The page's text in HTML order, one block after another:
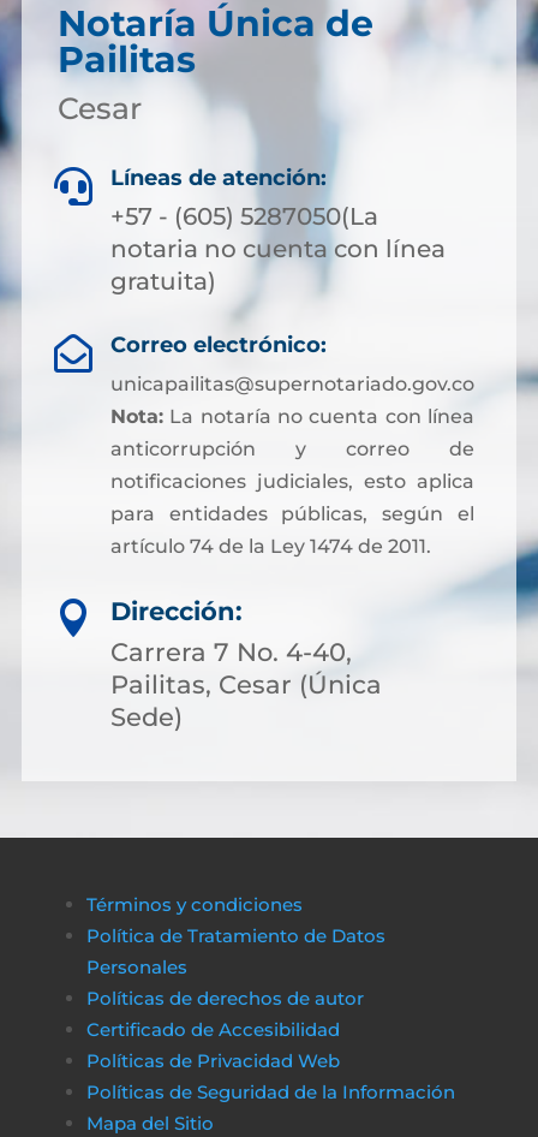
Notaría Única de
Pailitas
Cesar
 Líneas de atención:
+57 - (605) 5287050(La
notaria no cuenta con línea
gratuita)
 Correo electrónico:
unicapailitas@supernotariado.gov.co
Nota:La notaría no cuenta con línea
anticorrupción y correo de
notificaciones judiciales, esto aplica
para entidades públicas, según el
artículo 74 de la Ley 1474 de 2011.

Dirección:
Carrera 7 No. 4-40,
Pailitas, Cesar (Única
Sede)
Términos y condiciones
Política de Tratamiento de Datos
Personales
Políticas de derechos de autor
Certificado de Accesibilidad
Políticas de Privacidad Web
Políticas de Seguridad de la Información
Mapa del Sitio